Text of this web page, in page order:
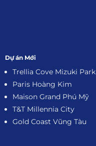
Dự án Mới
Trellia Cove Mizuki Park
Paris Hoàng Kim
Maison Grand Phú Mỹ
T&T Millennia City
Gold Coast Vũng Tàu